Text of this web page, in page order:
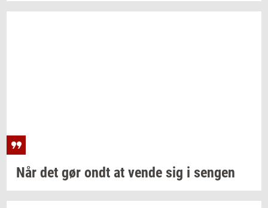
Når det gør ondt at vende sig i sen­gen